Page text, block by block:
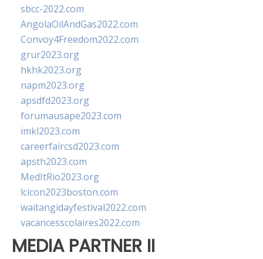
sbcc-2022.com
AngolaOilAndGas2022.com
Convoy4Freedom2022.com
grur2023.org
hkhk2023.org
napm2023.org
apsdfd2023.org
forumausape2023.com
imkl2023.com
careerfaircsd2023.com
apsth2023.com
MedItRio2023.org
lcicon2023boston.com
waitangidayfestival2022.com
vacancesscolaires2022.com
MEDIA PARTNER II